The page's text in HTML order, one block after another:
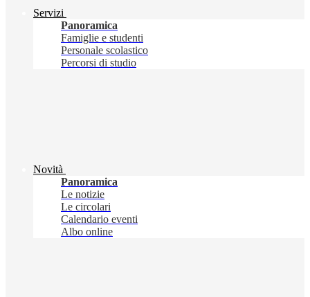
Servizi
Panoramica
Famiglie e studenti
Personale scolastico
Percorsi di studio
Novità
Panoramica
Le notizie
Le circolari
Calendario eventi
Albo online